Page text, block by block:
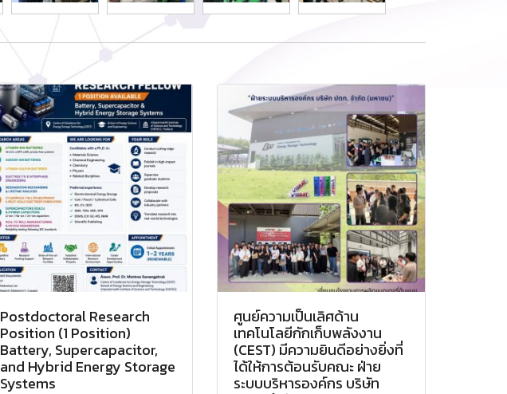
Postdoctoral Research
Position (1 Position)
Battery, Supercapacitor,
and Hybrid Energy Storage
Systems
ศูนย์ความเป็นเลิศด้าน
เทคโนโลยีกักเก็บพลังงาน
(CEST) มีความยินดีอย่างยิ่งที่
ได้ให้การต้อนรับคณะ ฝ่าย
ระบบบริหารองค์กร บริษัท